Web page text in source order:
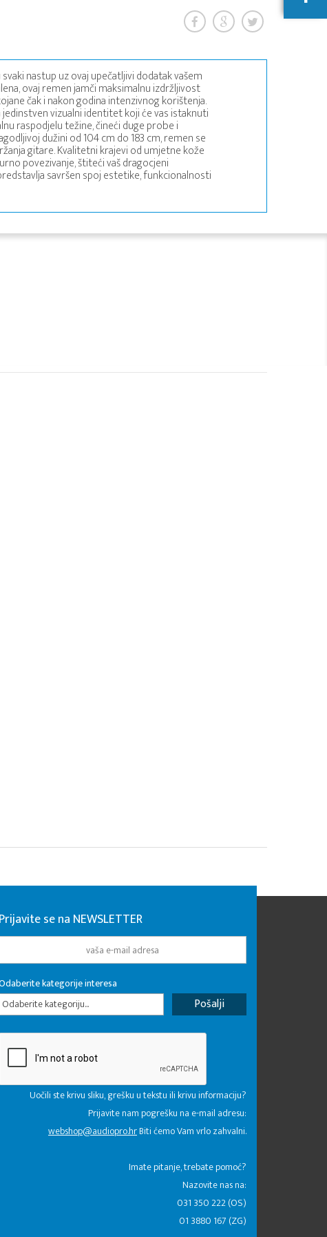
nastup uz ovaj upečatljivi dodatak vašem
ovaj remen jamči maksimalnu izdržljivost
čak i nakon godina intenzivnog korištenja.
vizualni identitet koji će vas istaknuti
raspodjelu težine, čineći duge probe i
dužini od 104 cm do 183 cm, remen se
gitare. Kvalitetni krajevi od umjetne kože
povezivanje, štiteći vaš dragocjeni
savršen spoj estetike, funkcionalnosti
Prijavite se na NEWSLETTER
kategorije interesa
Odaberite kategoriju...
Uočili ste krivu sliku, grešku u tekstu ili krivu informaciju?
Prijavite nam pogrešku na e-mail adresu:
webshop@audiopro.hrBiti ćemo Vam vrlo zahvalni.
​Imate pitanje, trebate pomoć?
Nazovite nas na:
031 350 222 (OS)
01 3880 167 (ZG)